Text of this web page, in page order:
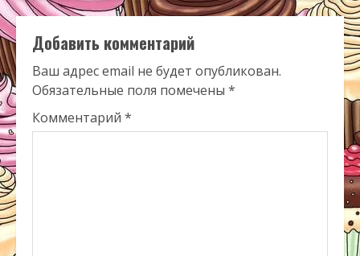
Добавить комментарий
Ваш адрес email не будет опубликован.
Обязательные поля помечены *
Комментарий *